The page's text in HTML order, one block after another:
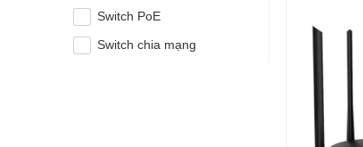
Switch PoE
Switch chia mạng